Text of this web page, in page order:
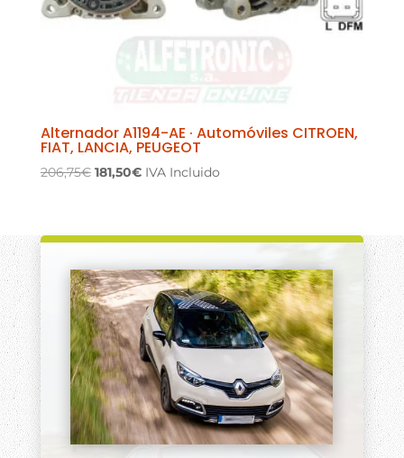
Alternador A1194-AE · Automóviles CITROEN,
FIAT, LANCIA, PEUGEOT
206,75€ El
era:
181,50€El
es:
IVA Incluido